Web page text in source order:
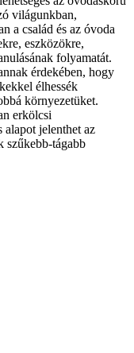
világunkban,
a család és az óvoda
eszközökre,
folyamatát.
érdekében, hogy
élhessék
környezetüket.
erkölcsi
alapot jelenthet az
szűkebb-tágabb